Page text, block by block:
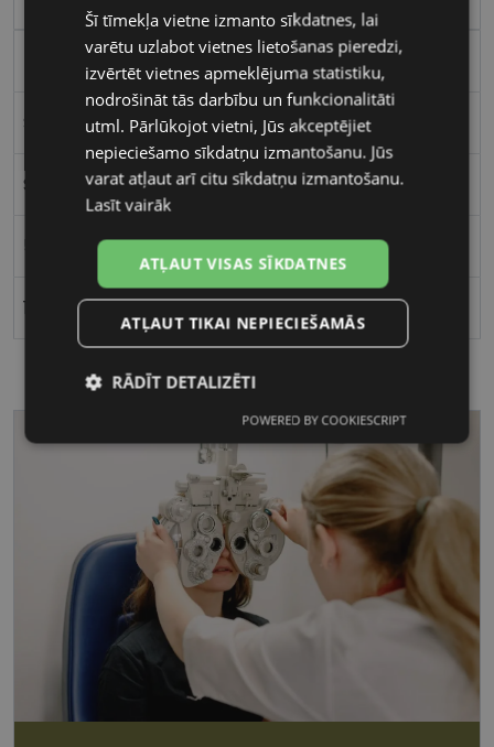
Plastmasa
Stūrains
Sievietēm
15
Šī tīmekļa vietne izmanto sīkdatnes, lai
varētu uzlabot vietnes lietošanas pieredzi,
izvērtēt vietnes apmeklējuma statistiku,
nodrošināt tās darbību un funkcionalitāti
utml. Pārlūkojot vietni, Jūs akceptējiet
nepieciešamo sīkdatņu izmantošanu. Jūs
varat atļaut arī citu sīkdatņu izmantošanu.
Lasīt vairāk
ATĻAUT VISAS SĪKDATNES
ATĻAUT TIKAI NEPIECIEŠAMĀS
RĀDĪT DETALIZĒTI
sīkdatnes
Statistikas
sīkdatnes
Mārketinga
sīkdatnes
Funkcionālās
sīkdatnes
Nepieciešamās sīkdatnes
POWERED BY COOKIESCRIPT